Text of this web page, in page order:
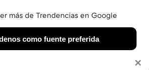
×
más de Trendencias en Google
como fuente preferida